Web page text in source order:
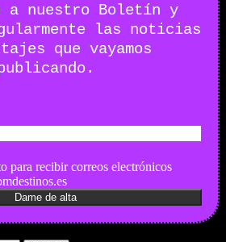
a nuestro Boletín y
las noticias
que vayamos
para recibir correos electrónicos